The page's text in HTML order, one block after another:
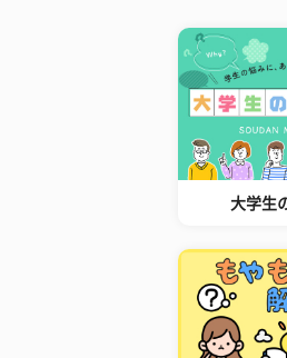
大学生